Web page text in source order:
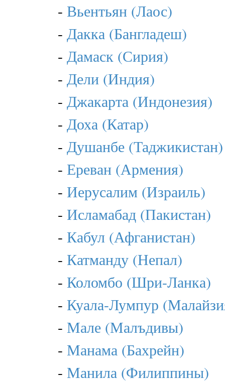
- Вьентьян (Лаос)
- Дакка (Бангладеш)
- Дамаск (Сирия)
- Дели (Индия)
- Джакарта (Индонезия)
- Доха (Катар)
- Душанбе (Таджикистан)
- Ереван (Армения)
- Иерусалим (Израиль)
- Исламабад (Пакистан)
- Кабул (Афганистан)
- Катманду (Непал)
- Коломбо (Шри-Ланка)
- Куала-Лумпур
- Мале (Малъдивы)
- Манама (Бахрейн)
- Манила (Филиппины)